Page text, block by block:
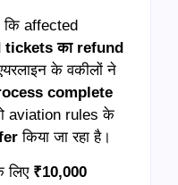
कि affected
tickets का refund
के वकीलों ने
complete
aviation rules के
किया जा रहा है।
लिए ₹10,000